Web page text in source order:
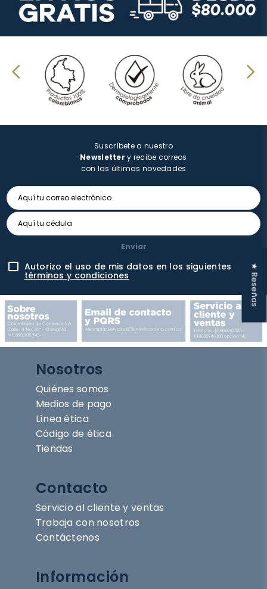
Suscríbete a nuestro
Newsletter y recibe correos
con las últimas novedades
Enviar
Autorizo el uso de mis datos en los siguientes
términos y condiciones
Nosotros
Quiénes somos
Medios de pago
Línea ética
Código de ética
Tiendas
Contacto
Servicio al cliente y ventas
Trabaja con nosotros
Contáctenos
Información
★ Reseñas